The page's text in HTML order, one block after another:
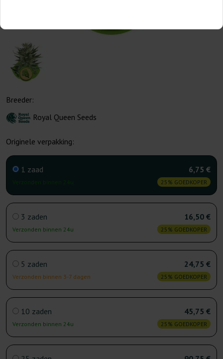
Breeder:
Royal Queen Seeds
Originele verpakking:
1 zaad 6,75 €
25% GOEDKOPER
3 zaden
Verzonden binnen 24u
16,50 €
25% GOEDKOPER
5 zaden
Verzonden binnen 3-7 dagen
24,75 €
25% GOEDKOPER
10 zaden
Verzonden binnen 24u
45,75 €
25% GOEDKOPER